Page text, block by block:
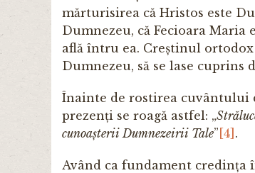
mărturisirea că Hristos este
Dumnezeu, că Fecioara Maria
află întru ea. Creș­­­­tinul
Dumnezeu, să se lase cuprins
Înainte de rostirea cuvântului
prezenți se roagă astfel: „
cunoașterii Dumnezeirii Tale” [4] .
Având ca fundament credința